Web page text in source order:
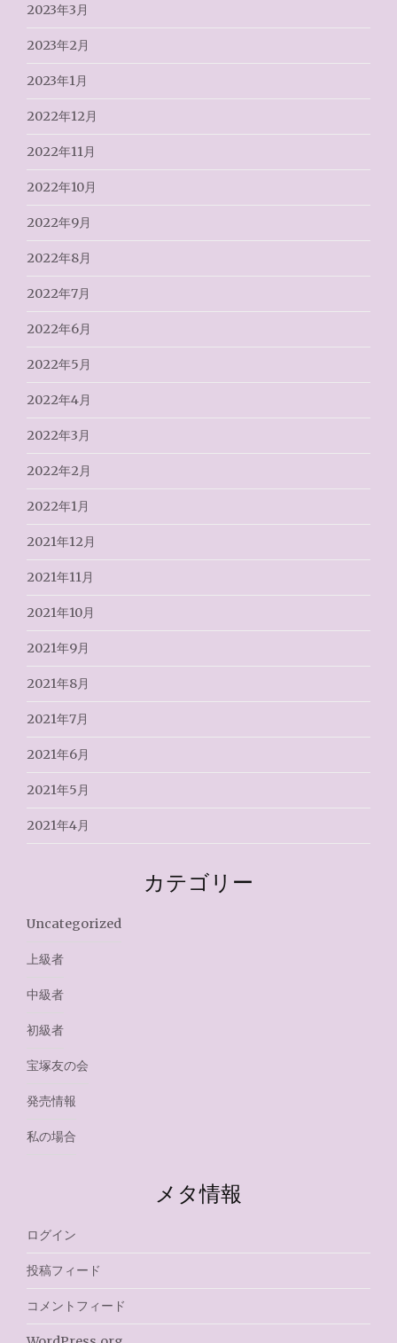
2023年3月
2023年2月
2023年1月
2022年12月
2022年11月
2022年10月
2022年9月
2022年8月
2022年7月
2022年6月
2022年5月
2022年4月
2022年3月
2022年2月
2022年1月
2021年12月
2021年11月
2021年10月
2021年9月
2021年8月
2021年7月
2021年6月
2021年5月
2021年4月
カテゴリー
Uncategorized
上級者
中級者
初級者
宝塚友の会
発売情報
私の場合
メタ情報
ログイン
投稿フィード
コメントフィード